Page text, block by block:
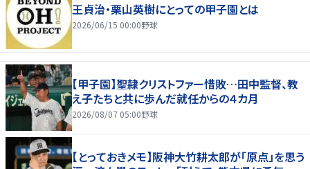
王貞治・栗山英樹にとっての甲子園とは
2026/06/15 00:00野球
【甲子園】聖隷クリストファー惜敗…田中監督、教
え子たちと共に歩んだ就任からの４カ月
2026/08/07 05:00野球
【とっておきメモ】阪神大竹耕太郎が「原点」を思う